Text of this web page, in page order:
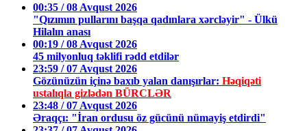
00:35 / 08 Avqust 2026
"Qızımın pullarını başqa qadınlara xərcləyir" - Ülkü
Hilalın anası
00:19 / 08 Avqust 2026
45 milyonluq təklifi rədd etdilər
23:59 / 07 Avqust 2026
Gözünüzün içinə baxıb yalan danışırlar: Həqiqəti
ustalıqla gizlədən BÜRCLƏR
23:48 / 07 Avqust 2026
Əraqçı: "İran ordusu öz gücünü nümayiş etdirdi"